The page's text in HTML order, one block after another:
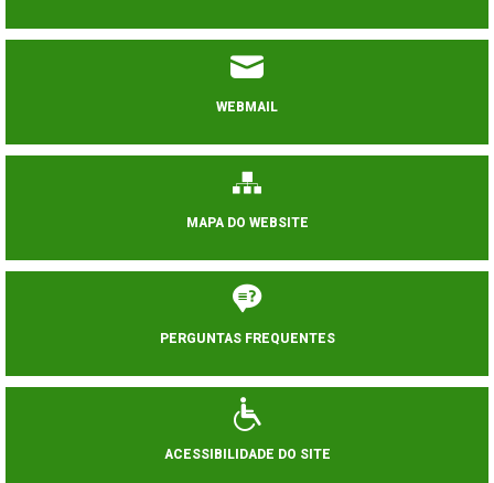
WEBMAIL
MAPA DO WEBSITE
PERGUNTAS FREQUENTES
ACESSIBILIDADE DO SITE